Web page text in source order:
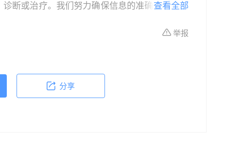
断或治疗。我们努力确保信息的准确性，但本
据本文内容采取的任何行动，本文作者、出版方
查看全部
举报
分享